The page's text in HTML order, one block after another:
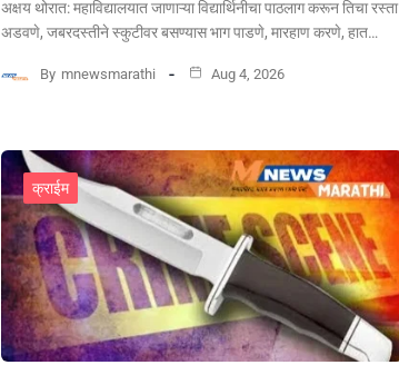
अक्षय थोरात: महाविद्यालयात जाणाऱ्या विद्यार्थिनीचा पाठलाग करून तिचा रस्ता
अडवणे, जबरदस्तीने स्कुटीवर बसण्यास भाग पाडणे, मारहाण करणे, हात…
By mnewsmarathi Aug 4, 2026
क्राईम